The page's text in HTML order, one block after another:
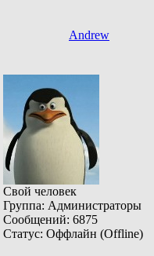
Andrew
Свой человек
Группа: Администраторы
Сообщений: 6875
Статус: Оффлайн (Offline)